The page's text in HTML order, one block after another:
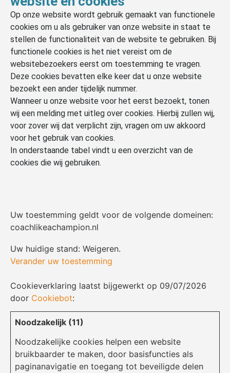
Op onze website wordt gebruik gemaakt van functionele
cookies om u als gebruiker van onze website in staat te
stellen de functionaliteit van de website te gebruiken. Bij
functionele cookies is het niet vereist om de
websitebezoekers eerst om toestemming te vragen.
Deze cookies bevatten elke keer dat u onze website
bezoekt een ander tijdelijk nummer.
Wanneer u onze website voor het eerst bezoekt, tonen
wij een melding met uitleg over cookies. Hierbij zullen wij,
voor zover wij dat verplicht zijn, vragen om uw akkoord
voor het gebruik van cookies.
In onderstaande tabel vindt u een overzicht van de
cookies die wij gebruiken.
Uw toestemming geldt voor de volgende domeinen:
coachlikeachampion.nl
Uw huidige stand: Weigeren.
Verander uw toestemming
Cookieverklaring laatst bijgewerkt op 09/07/2026
door Cookiebot:
Noodzakelijk (11)
Noodzakelijke cookies helpen een website
bruikbaarder te maken, door basisfuncties als
paginanavigatie en toegang tot beveiligde delen